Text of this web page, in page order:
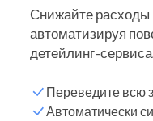
Снижайте расходы
автоматизируя
детейлинг-
Переведите всю
Автоматически